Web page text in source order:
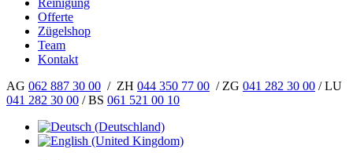
Reinigung
Offerte
Zügelshop
Team
Kontakt
AG 062 887 30 00 / ZH 044 350 77 00 / ZG 041 282 30 00 / LU
041 282 30 00 / BS 061 521 00 10